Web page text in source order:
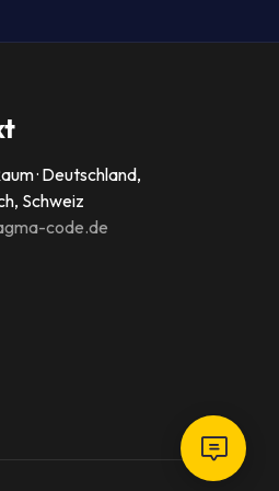
· Deutschland,
Schweiz
code.de